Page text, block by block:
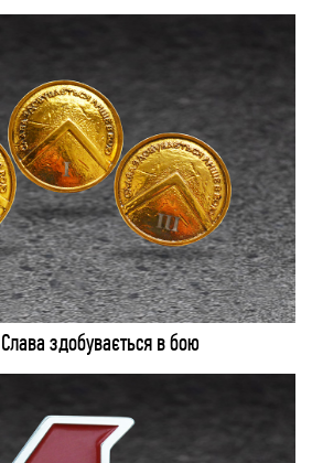
здобувається в бою